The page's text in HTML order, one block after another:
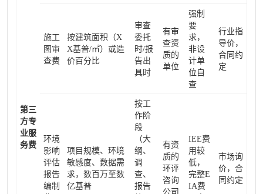
第三
方专
业服
务费
施工
图审
查费
按建筑面积（X
X基普/㎡）或造
价百分比
审查
委托
时/报
告出
具时
有审
查资
质的
单位
强制
要
求，
非设
计单
位自
查
行业指
导价，
合同约
定
环境
影响
评估
报告
编制
项目规模、环境
敏感度、数据需
求，数百万至数
亿基普
按工
作阶
段
（大
纲、
调
查、
报告
有资
质的
环评
咨询
公司
IEE费
用较
低，
完整E
IA费
市场询
价，合
同约定